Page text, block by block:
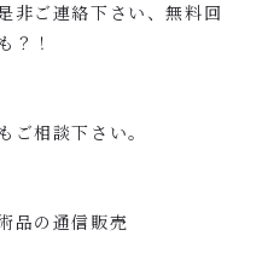
非ご連絡下さい、無料回
？！
相談下さい。
品の通信販売